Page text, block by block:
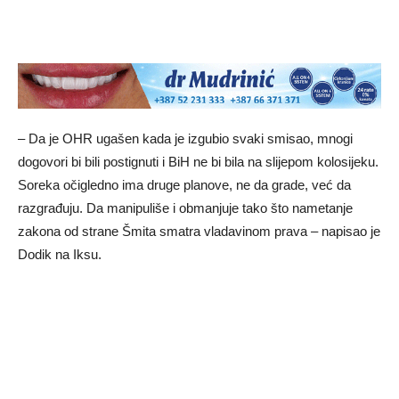
– Da je OHR ugašen kada je izgubio svaki smisao, mnogi
dogovori bi bili postignuti i BiH ne bi bila na slijepom kolosijeku.
Soreka očigledno ima druge planove, ne da grade, već da
razgrađuju. Da manipuliše i obmanjuje tako što nametanje
zakona od strane Šmita smatra vladavinom prava – napisao je
Dodik na Iksu.